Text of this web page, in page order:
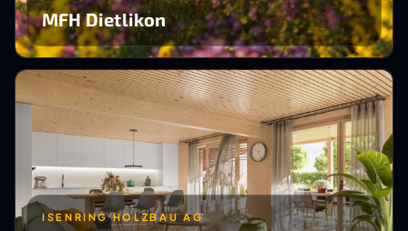
MFH Dietlikon
ISENRING HOLZBAU AG